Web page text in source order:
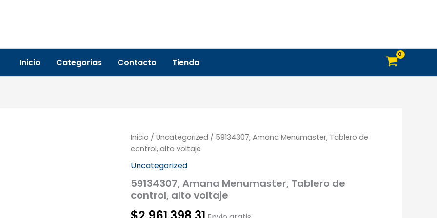
Inicio Categorias Contacto Tienda
Inicio /Uncategorized / 59134307, Amana Menumaster, Tablero de
control, alto voltaje
Uncategorized
59134307, Amana Menumaster, Tablero de
control, alto voltaje
59134307,
Amana
Menumaster,
Tablero
control,
alto
cantidad